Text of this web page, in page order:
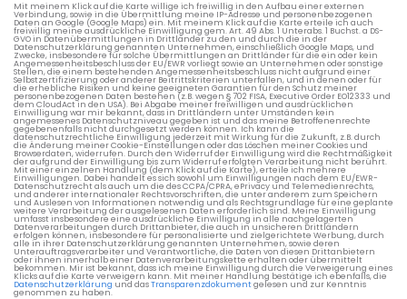
Mit meinem Klick auf die Karte willige ich freiwillig in den Aufbau einer externen
Verbindung, sowie in die Übermittlung meine IP-Adresse und personenbezogenen
Daten an Google (Google Maps) ein. Mit meinem Klick auf die Karte erteile ich auch
freiwillig meine ausdrückliche Einwilligung gem. Art. 49 Abs. 1 Unterabs. 1 Buchst. a DS-
GVO in Datenübermittlungen in Drittländer zu den und durch die in der
Datenschutzerklärung genannten Unternehmen, einschließlich Google Maps, und
Zwecke, insbesondere für solche Übermittlungen an Drittländer für die ein oder kein
Angemessenheitsbeschluss der EU/EWR vorliegt sowie an Unternehmen oder sonstige
Stellen, die einem bestehenden Angemessenheitsbeschluss nicht aufgrund einer
Selbstzertifizierung oder anderer Beitrittskriterien unterfallen, und in denen oder für
die erhebliche Risiken und keine geeigneten Garantien für den Schutz meiner
personenbezogenen Daten bestehen (z.B. wegen § 702 FISA, Executive Order EO12333 und
dem CloudAct in den USA). Bei Abgabe meiner freiwilligen und ausdrücklichen
Einwilligung war mir bekannt, dass in Drittländern unter Umständen kein
angemessenes Datenschutzniveau gegeben ist und das meine Betroffenenrechte
gegebenenfalls nicht durchgesetzt werden können. Ich kann die
datenschutzrechtliche Einwilligung jederzeit mit Wirkung für die Zukunft, z.B. durch
die Änderung meiner Cookie-Einstellungen oder das Löschen meiner Cookies und
Browserdaten, widerrufen. Durch den Widerruf der Einwilligung wird die Rechtmäßigkeit
der aufgrund der Einwilligung bis zum Widerruf erfolgten Verarbeitung nicht berührt.
Mit einer einzelnen Handlung (dem Klick auf die Karte), erteile ich mehrere
Einwilligungen. Dabei handelt es sich sowohl um Einwilligungen nach dem EU/EWR-
Datenschutzrecht als auch um die des CCPA/CPRA, ePrivacy und Telemedienrechts,
und anderer internationaler Rechtsvorschriften, die unter anderem zum Speichern
und Auslesen von Informationen notwendig und als Rechtsgrundlage für eine geplante
weitere Verarbeitung der ausgelesenen Daten erforderlich sind. Meine Einwilligung
umfasst insbesondere eine ausdrückliche Einwilligung in alle nachgelagerten
Datenverarbeitungen durch Drittanbieter, die auch in unsicheren Drittländern
erfolgen können, insbesondere für personalisierte und zielgerichtete Werbung, durch
alle in ihrer Datenschutzerklärung genannten Unternehmen, sowie deren
Unterauftragsverarbeiter und Verantwortliche, die Daten von diesen Drittanbietern
oder ihnen innerhalb einer Datenverarbeitungskette erhalten oder übermittelt
bekommen. Mir ist bekannt, dass ich meine Einwilligung durch die Verweigerung eines
Klicks auf die Karte verweigern kann. Mit meiner Handlung bestätige ich ebenfalls, die
Datenschutzerklärung und dasTransparenzdokumentgelesen und zur Kenntnis
genommen zu haben.